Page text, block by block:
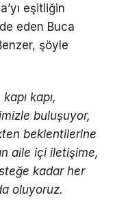
eşitliğin
eden Buca
şöyle
kapı,
buluşuyor,
beklentilerine
aile içi iletişime,
kadar her
oluyoruz.